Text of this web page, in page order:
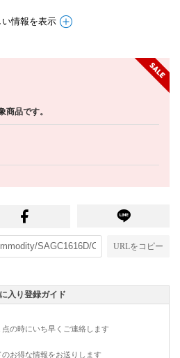
情報を表示
商品です。
URLをコピー
入り登録ガイド
の時にいち早くご連絡します
お得な情報をお送りします